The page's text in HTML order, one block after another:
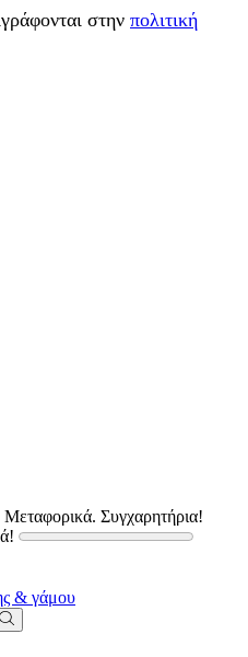
στην πολιτική
Συγχαρητήρια!
Search